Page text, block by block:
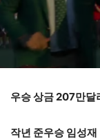
우승 상금 207만달
작년 준우승 임성